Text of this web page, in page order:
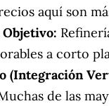
aquí son
a corto
(Integración
de las